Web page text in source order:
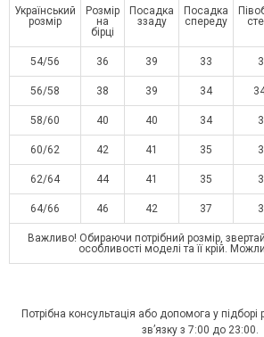
Український
розмір
Розмір
на
бірці
Посадка
ззаду
Посадка
спереду
54/56 36 39 33
56/58 38 39 34
58/60 40 40 34
60/62 42 41 35
62/64 44 41 35
64/66 46 42 37
Важливо! Обираючи потрібний розмір,
особливості моделі та її крій.
Потрібна консультація або допомога у
зв’язку з 7:00 до 23:00.